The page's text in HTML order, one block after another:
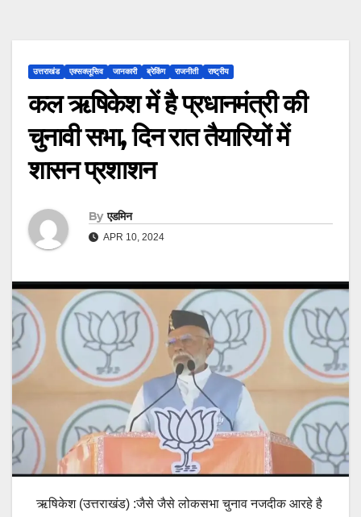
उत्तराखंड एक्सक्लूसिव जानकारी ब्रेकिंग राजनीती राष्ट्रीय
कल ऋषिकेश में है प्रधानमंत्री की
चुनावी सभा, दिन रात तैयारियों में
शासन प्रशाशन
By एडमिन
APR 10, 2024
ऋषिकेश (उत्तराखंड) :जैसे जैसे लोकसभा चुनाव नजदीक आरहे है